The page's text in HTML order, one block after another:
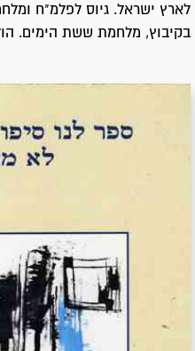
לארץ ישראל. גיוס לפלמ"ח
בקיבוץ, מלחמת ששת הימים.